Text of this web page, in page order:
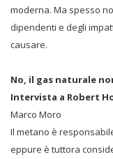
moderna. Ma spesso
dipendenti e degli
causare.
No, il gas naturale
Intervista a Robert
Marco Moro
Il metano è
eppure è tuttora